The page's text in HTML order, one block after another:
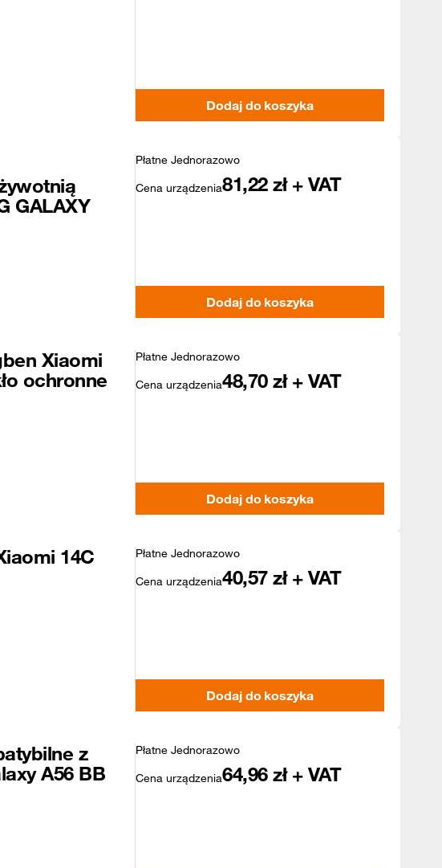
Dodaj do koszyka
GALAXY
Płatne Jednorazowo
Cena urządzenia81,22 zł + VAT
Dodaj do koszyka
Xiaomi
ochronne
Płatne Jednorazowo
Cena urządzenia48,70 zł + VAT
Dodaj do koszyka
14C
Płatne Jednorazowo
Cena urządzenia40,57 zł + VAT
Dodaj do koszyka
z
A56 BB
Płatne Jednorazowo
Cena urządzenia64,96 zł + VAT